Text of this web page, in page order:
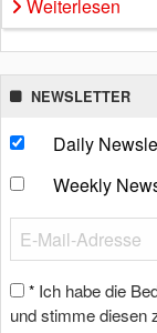
Weiterlesen
NEWSLETTER
Daily
Weekly
* Ich habe die
und stimme diesen